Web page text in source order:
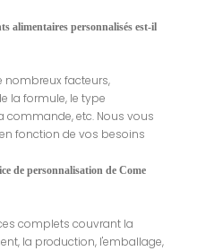
alimentaires personnalisés est-il
nombreux facteurs,
la formule, le type
commande, etc. Nous vous
fonction de vos besoins
de personnalisation de Come
complets couvrant la
la production, l'emballage,